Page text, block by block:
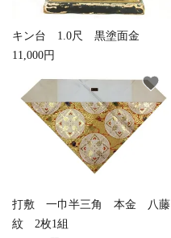
キン台 1.0尺 黒塗面金
11,000円
打敷 一巾半三角 本金 八藤
紋 2枚1組
favorite